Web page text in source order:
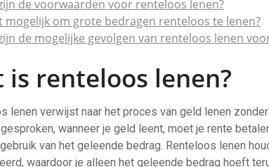
de voorwaarden voor renteloos lenen?
mogelijk om grote bedragen renteloos te lenen?
de mogelijke gevolgen van renteloos lenen
is renteloos lenen?
lenen verwijst naar het proces van geld lenen
wanneer je geld leent, moet je rente
van het geleende bedrag. Renteloos lenen
waardoor je alleen het geleende bedrag hoeft